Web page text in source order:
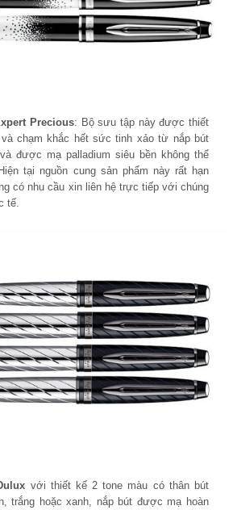
Precious: Bộ sưu tập này được thiết
và chạm khắc hết sức tinh xảo từ nắp bút
được mạ palladium siêu bền không thể
tại nguồn cung sản phẩm này rất hạn
có nhu cầu xin liên hệ trực tiếp với chúng
tế.
với thiết kế 2 tone màu có thân bút
trắng hoặc xanh, nắp bút được mạ hoàn